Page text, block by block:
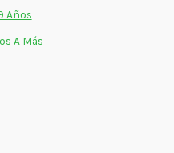
Años
A Más